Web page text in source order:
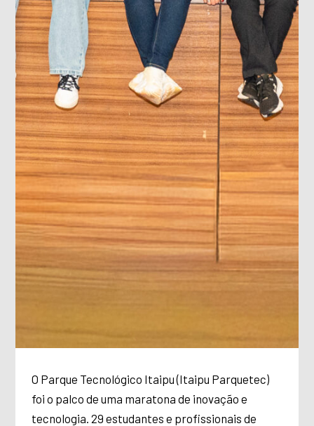
O Parque Tecnológico Itaipu (Itaipu Parquetec)
foi o palco de uma maratona de inovação e
tecnologia. 29 estudantes e profissionais de